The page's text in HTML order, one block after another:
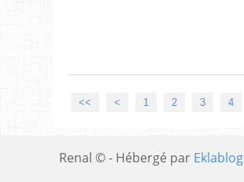
<< < 1 2 3 4
Renal © - Hébergé par Eklablog